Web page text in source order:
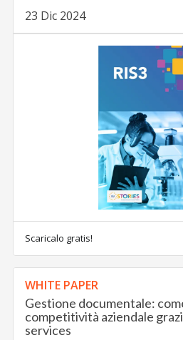
23 Dic 2024
Scaricalo gratis!
WHITE PAPER
Gestione documentale:
competitività aziendale
services